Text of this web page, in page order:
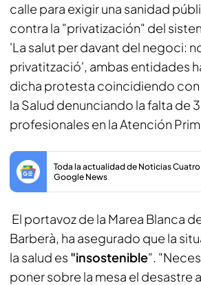
calle para exigir una sanidad
contra la "privatización" del
'La salut per davant del negoci:
privatització', ambas entidades
dicha protesta coincidiendo con
la Salud denunciando la falta de
profesionales en la Atención
Toda la actualidad de Noticias Cuatro
Google News
El portavoz de la Marea Blanca
Barberà, ha asegurado que la
la salud es "insostenible".
poner sobre la mesa el desastre